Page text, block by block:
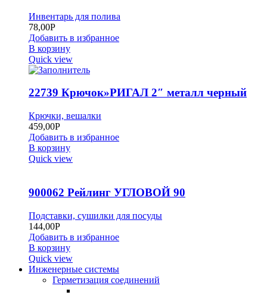
Инвентарь для полива
78,00Р
Добавить в избранное
В корзину
Quick view
22739 Крючок»РИГАЛ 2″ металл черный
Крючки, вешалки
459,00Р
Добавить в избранное
В корзину
Quick view
900062 Рейлинг УГЛОВОЙ 90
Подставки, сушилки для посуды
144,00Р
Добавить в избранное
В корзину
Quick view
Инженерные системы
Герметизация соединений